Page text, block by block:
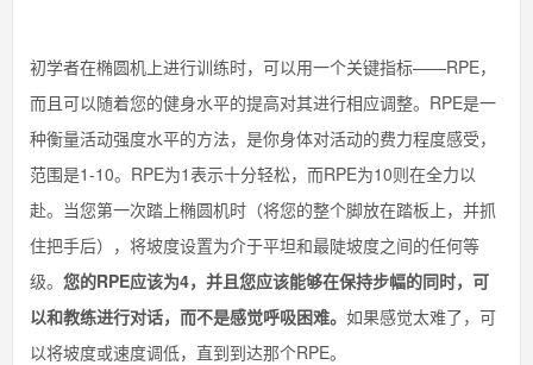
初学者在椭圆机上进行训练时，可以用一个关键指标——RPE，
而且可以随着您的健身水平的提高对其进行相应调整。RPE是一
种衡量活动强度水平的方法，是你身体对活动的费力程度感受，
范围是1-10。RPE为1表示十分轻松，而RPE为10则在全力以
赴。当您第一次踏上椭圆机时（将您的整个脚放在踏板上，并抓
住把手后），将坡度设置为介于平坦和最陡坡度之间的任何等
级。 您的RPE应该为4，并且您应该能够在保持步幅的同时，可
以和教练进行对话，而不是感觉呼吸困难。 如果感觉太难了，可
以将坡度或速度调低，直到到达那个RPE。